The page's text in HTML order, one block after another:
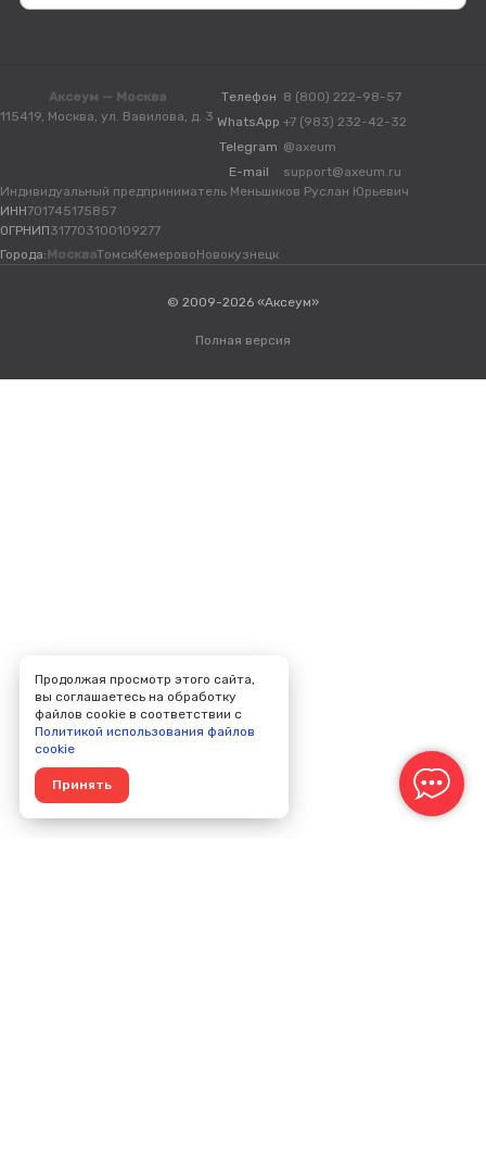
Аксеум — Москва
115419, Москва, ул. Вавилова, д. 3
Телефон 8 (800) 222-98-57
WhatsApp +7 (983) 232-42-32
Telegram @axeum
E-mail
support@axeum.ru
Индивидуальный предприниматель Меньшиков Руслан Юрьевич
ИНН701745175857
ОГРНИП317703100109277
Города: МоскваТомскКемеровоНовокузнецк
© 2009-2026 «Аксеум»
Полная версия
Продолжая просмотр этого сайта,
вы соглашаетесь на обработку
файлов cookie в соответствии с
Политикой использования файлов
cookie
Принять